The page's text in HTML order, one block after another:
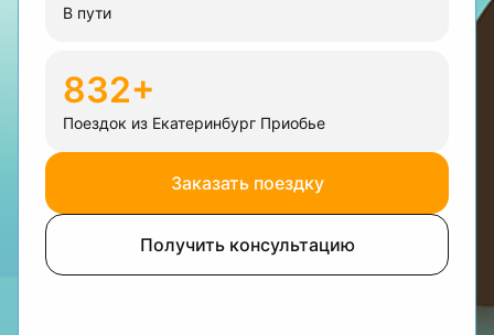
В пути
832+
Поездок из Екатеринбург Приобье
Заказать поездку
Получить консультацию